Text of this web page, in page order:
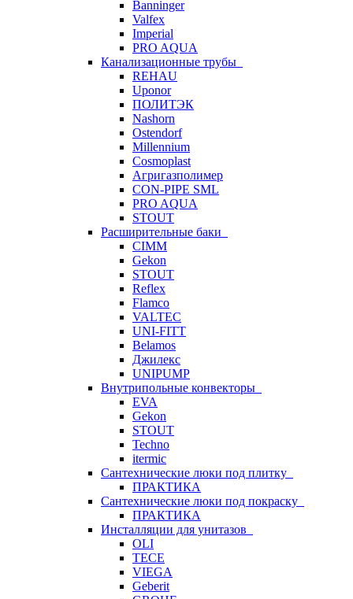
Banninger
Valfex
Imperial
PRO AQUA
Канализационные трубы
REHAU
Uponor
ПОЛИТЭК
Nashorn
Ostendorf
Millennium
Cosmoplast
Агригазполимер
CON-PIPE SML
PRO AQUA
STOUT
Расширительные баки
CIMM
Gekon
STOUT
Reflex
Flamco
VALTEC
UNI-FITT
Belamos
Джилекс
UNIPUMP
Внутрипольные конвекторы
EVA
Gekon
STOUT
Techno
itermic
Сантехнические люки под плитку
ПРАКТИКА
Сантехнические люки под покраску
ПРАКТИКА
Инсталляции для унитазов
OLI
TECE
VIEGA
Geberit